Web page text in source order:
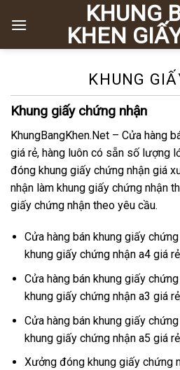
đến
KHUNG
KHEN
KHUNG
Khung giấy chứng nhận
KhungBangKhen.Net – Cửa hàng
giá rẻ, hàng luôn có sẵn số lượng
đóng khung giấy chứng nhận giá
nhận làm khung giấy chứng nhận
giấy chứng nhận theo yêu cầu.
Cửa hàng bán khung giấy
khung giấy chứng nhận a4 giá
Cửa hàng bán khung giấy
khung giấy chứng nhận a3 giá
Cửa hàng bán khung giấy
khung giấy chứng nhận a5 giá
Xưởng đóng khung giấy chứng